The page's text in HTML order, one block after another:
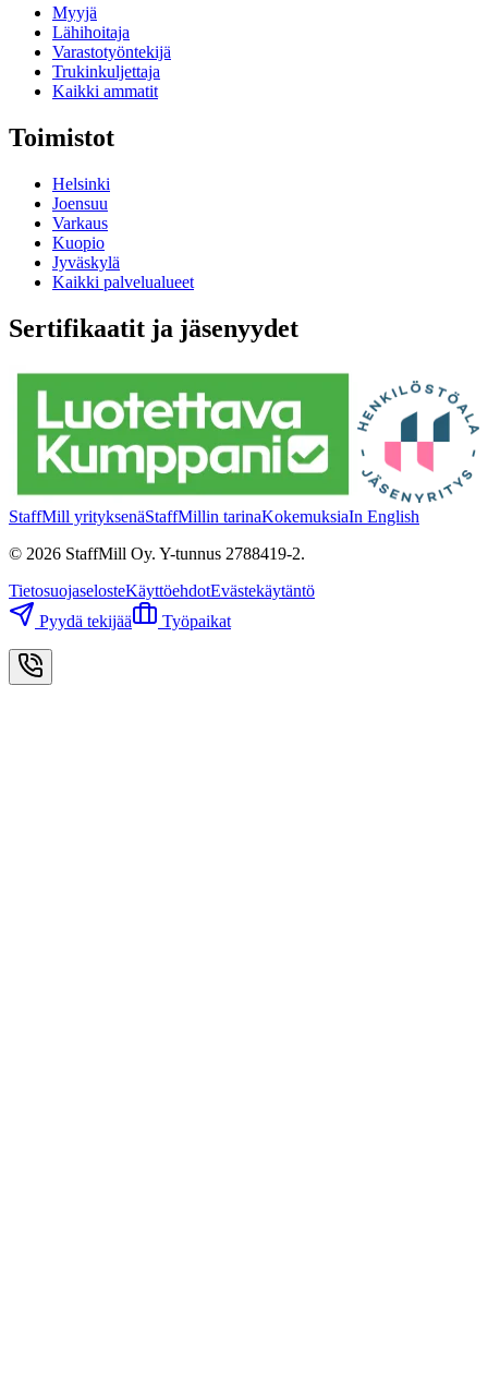
Myyjä
Lähihoitaja
Varastotyöntekijä
Trukinkuljettaja
Kaikki ammatit
Toimistot
Helsinki
Joensuu
Varkaus
Kuopio
Jyväskylä
Kaikki palvelualueet
Sertifikaatit ja jäsenyydet
StaffMill yrityksenäStaffMillin tarinaKokemuksiaIn English
© 2026 StaffMill Oy. Y-tunnus 2788419-2.
TietosuojaselosteKäyttöehdotEvästekäytäntö
Pyydä tekijää
Työpaikat